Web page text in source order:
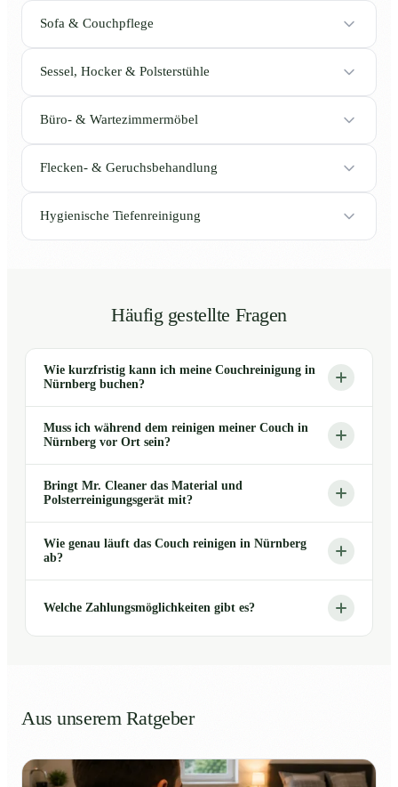
Sofa & Couchpflege
Sessel, Hocker & Polsterstühle
Büro- & Wartezimmermöbel
Flecken- & Geruchsbehandlung
Hygienische Tiefenreinigung
Häufig gestellte Fragen
Wie kurzfristig kann ich meine Couchreinigung in
Nürnberg buchen?
Muss ich während dem reinigen meiner Couch in
Nürnberg vor Ort sein?
Bringt Mr. Cleaner das Material und
Polsterreinigungsgerät mit?
Wie genau läuft das Couch reinigen in Nürnberg
ab?
Welche Zahlungsmöglichkeiten gibt es?
Aus unserem Ratgeber